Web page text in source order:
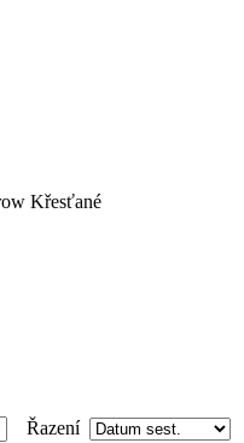
Křesťané
Řazení